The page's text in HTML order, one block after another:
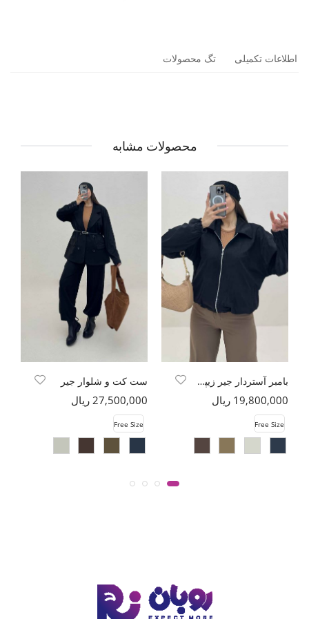
اطلاعات تکمیلی تگ محصولات
محصولات مشابه
بامبر آستردار جیر زیپدار مچ کش
19,800,000 ریال
Free Size
ست کت و شلوار جیر
27,500,000 ریال
Free Size